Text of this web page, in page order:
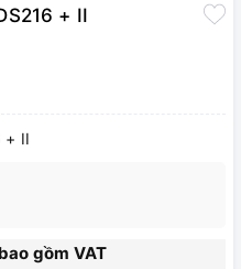
+ II
+ II
gồm VAT